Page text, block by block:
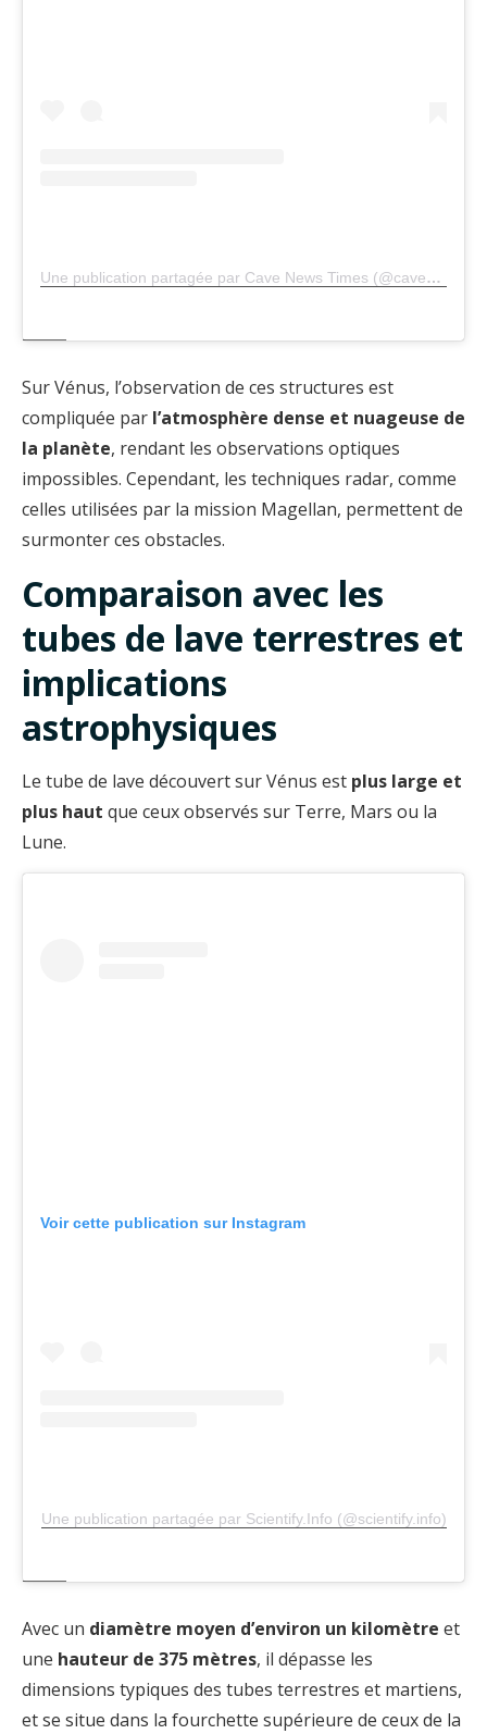
Une publication partagée par Cave News Times (@cavenewstimes1)
Sur Vénus, l’observation de ces structures est
compliquée par l’atmosphère dense et nuageuse de
la planète, rendant les observations optiques
impossibles. Cependant, les techniques radar, comme
celles utilisées par la mission Magellan, permettent de
surmonter ces obstacles.
Comparaison avec les
tubes de lave terrestres et
implications
astrophysiques
Le tube de lave découvert sur Vénus est plus large et
plus haut que ceux observés sur Terre, Mars ou la
Lune.
Voir cette publication sur Instagram
Une publication partagée par Scientify.Info (@scientify.info)
Avec un diamètre moyen d’environ un kilomètre et
une hauteur de 375 mètres, il dépasse les
dimensions typiques des tubes terrestres et martiens,
et se situe dans la fourchette supérieure de ceux de la